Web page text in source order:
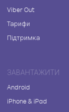
Viber Out
Тарифи
Підтримка
ЗАВАНТАЖИТИ
Android
iPhone & iPad